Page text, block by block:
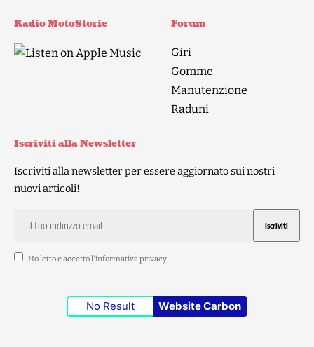
Radio MotoStorie Forum
Giri
Gomme
Manutenzione
Raduni
Iscriviti alla Newsletter
Iscriviti alla newsletter per essere aggiornato sui nostri
nuovi articoli!
Ho letto e accetto l'informativa privacy.
No Result Website Carbon